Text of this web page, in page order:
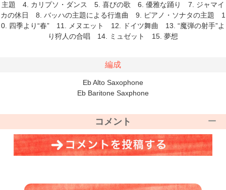
主題 4. カリプソ・ダンス 5. 喜びの歌 6. 優雅な踊り 7. ジャマイ
カの休日 8. バッハの主題による行進曲 9. ピアノ・ソナタの主題 1
0. 四季より“春” 11. メヌエット 12. ドイツ舞曲 13. “魔弾の射手”よ
り狩人の合唱 14. ミュゼット 15. 夢想
編成
Eb Alto Saxophone
Eb Baritone Saxphone
コメント